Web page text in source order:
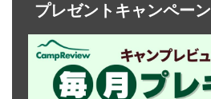
プレゼントキャンペーン